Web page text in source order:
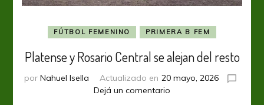
FÚTBOL FEMENINO PRIMERA B FEM
Platense y Rosario Central se alejan del resto
por Nahuel Isella Actualizado en 20 mayo, 2026
Dejá un comentario